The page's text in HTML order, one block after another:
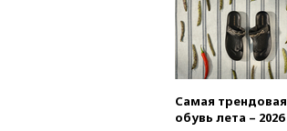
Самая трендовая
обувь лета – 2026